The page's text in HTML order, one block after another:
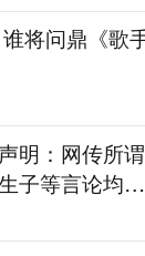
明：网传所谓
子等言论均为